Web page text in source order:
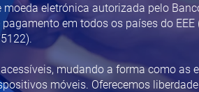
eletrónica autorizada pelo
em todos os países do EEE
mudando a forma como as
móveis. Oferecemos